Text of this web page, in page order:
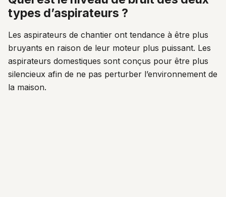
types d’aspirateurs ?
Les aspirateurs de chantier ont tendance à être plus
bruyants en raison de leur moteur plus puissant. Les
aspirateurs domestiques sont conçus pour être plus
silencieux afin de ne pas perturber l’environnement de
la maison.